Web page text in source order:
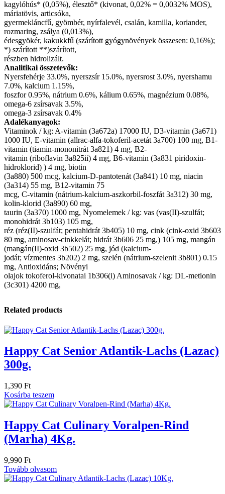
kagylóhús* (0,05%), élesztő* (kivonat, 0,02% = 0,0032% MOS),
máriatövis, articsóka,
gyermekláncfű, gyömbér, nyírfalevél, csalán, kamilla, koriander,
rozmaring, zsálya (0,013%),
édesgyökér, kakukkfű (szárított gyógynövények összesen: 0,16%);
*) szárított **)szárított,
részben hidrolizált.
Analitikai összetevők:
Nyersfehérje 33.0%, nyerszsír 15.0%, nyersrost 3.0%, nyershamu
7.0%, kalcium 1.15%,
foszfor 0.95%, nátrium 0.6%, kálium 0.65%, magnézium 0.08%,
omega-6 zsírsavak 3.5%,
omega-3 zsírsavak 0.4%
Adalékanyagok:
Vitaminok / kg: A-vitamin (3a672a) 17000 IU, D3-vitamin (3a671)
1000 IU, E-vitamin (allrac-alfa-tokoferil-acetát 3a700) 100 mg, B1-
vitamin (tiamin-mononitrát 3a821) 4 mg, B2-
vitamin (riboflavin 3a825ii) 4 mg, B6-vitamin (3a831 piridoxin-
hidroklorid) ) 4 mg, biotin
(3a880) 500 mcg, kalcium-D-pantotenát (3a841) 10 mg, niacin
(3a314) 55 mg, B12-vitamin 75
mcg, C-vitamin (nátrium-kalcium-aszkorbil-foszfát 3a312) 30 mg,
kolin-klorid (3a890) 60 mg,
taurin (3a370) 1000 mg, Nyomelemek / kg: vas (vas(II)-szulfát;
monohidrát 3b103) 105 mg,
réz (réz(II)-szulfát; pentahidrát 3b405) 10 mg, cink (cink-oxid 3b603
80 mg, aminosav-cinkkelát; hidrát 3b606 25 mg,) 105 mg, mangán
(mangán(II)-oxid 3b502) 25 mg, jód (kalcium-
jodát; vízmentes 3b202) 2 mg, szelén (nátrium-szelenit 3b801) 0.15
mg, Antioxidáns; Növényi
olajok tokoferol-kivonatai 1b306(i) Aminosavak / kg: DL-metionin
(3c301) 4200 mg,
Related products
Happy Cat Senior Atlantik-Lachs (Lazac)
300g.
1,390 Ft
Kosárba teszem
Happy Cat Culinary Voralpen-Rind
(Marha) 4Kg.
9,990 Ft
Tovább olvasom